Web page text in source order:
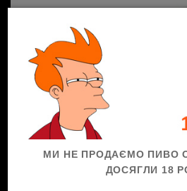
МИ НЕ ПРОДАЄМО ПИВО
ДОСЯГЛИ 18